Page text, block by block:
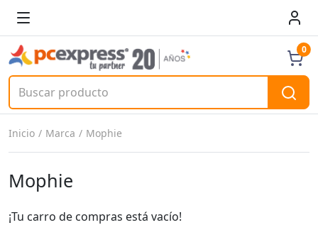
0
Inicio Marca Mophie
Mophie
¡Tu carro de compras está vacío!